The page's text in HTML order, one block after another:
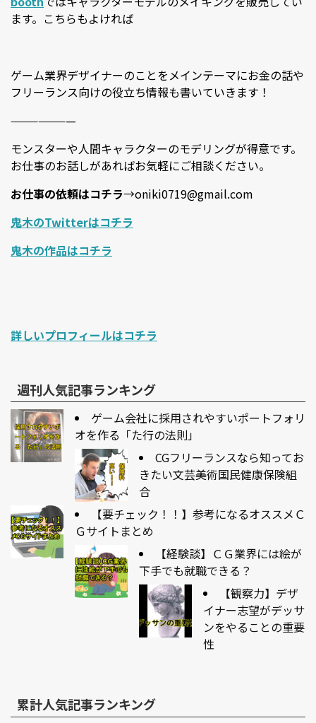
ます。こちらもよければ
ゲーム業界デザイナーのことをメインテーマにお金の話や
フリーランス向けの役立ち情報も書いていきます！
———————
モンスターや人間キャラクターのモデリングが得意です。
お仕事のお話しがあればお気軽にご相談ください。
お仕事の依頼はコチラ→oniki0719@gmail.com
鬼木のTwitterはコチラ
鬼木の作品はコチラ
詳しいプロフィールはコチラ
週刊人気記事ランキング
ゲーム会社に採用されやすいポートフォリ
オを作る「た行の法則」
CGフリーランスなら知ってお
きたい文芸美術国民健康保険組
合
【要チェック！！】参考になるオススメＣ
Ｇサイトまとめ
【経験談】ＣＧ業界には絵が
下手でも就職できる？
【観察力】デザ
イナー志望がデッサ
ンをやることの重要
性
累計人気記事ランキング